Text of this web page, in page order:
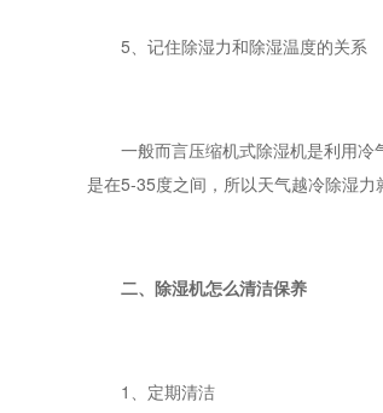
5、记住除湿力和除湿温度的关系
一般而言压缩机式除湿机是利用冷
是在5-35度之间，所以天气越冷除湿力
二、除湿机怎么清洁保养
1、定期清洁